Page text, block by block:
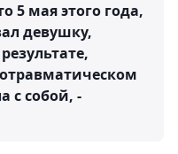
5 мая этого года,
девушку,
с собой, -